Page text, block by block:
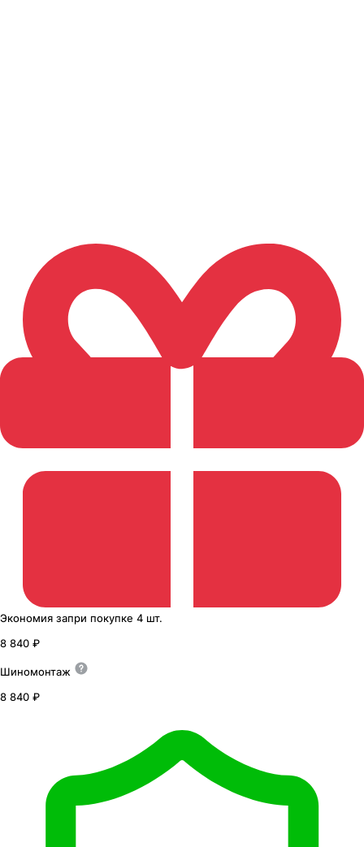
Экономия запри покупке 4 шт.
8 840 ₽
Шиномонтаж
8 840 ₽